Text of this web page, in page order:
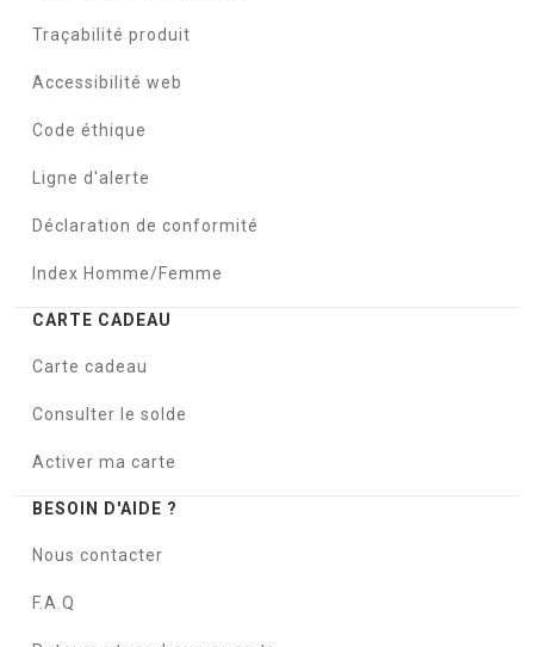
Traçabilité produit
Accessibilité web
Code éthique
Ligne d'alerte
Déclaration de conformité
Index Homme/Femme
CARTE CADEAU
Carte cadeau
Consulter le solde
Activer ma carte
BESOIN D'AIDE ?
Nous contacter
F.A.Q